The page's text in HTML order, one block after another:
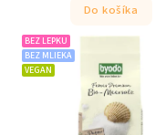
Do košíka
BEZ LEPKU
BEZ MLIEKA
VEGAN